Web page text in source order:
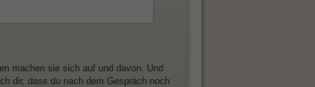
machen sie sich auf und davon. Und
dir, dass du nach dem Gespräch noch